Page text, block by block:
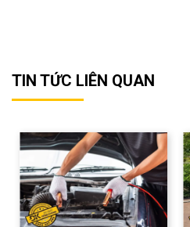
TIN TỨC LIÊN QUAN